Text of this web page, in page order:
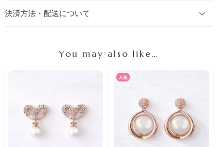
決済方法・配送について
You may also like…
人気